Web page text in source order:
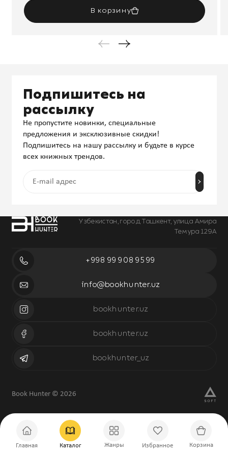
Главная Каталог Жанры Избранное Корзина
В корзину
Узбекистан, город Ташкент, улица Амира
Темура 129А
+998 99 908 95 99
info@bookhunter.uz
bookhunter.uz
bookhunter.uz
bookhunter_uz
Подпишитесь на
рассылку
Не пропустите новинки, специальные
предложения и эксклюзивные скидки!
Подпишитесь на нашу рассылку и будьте в курсе
всех книжных трендов.
Book Hunter © 2026